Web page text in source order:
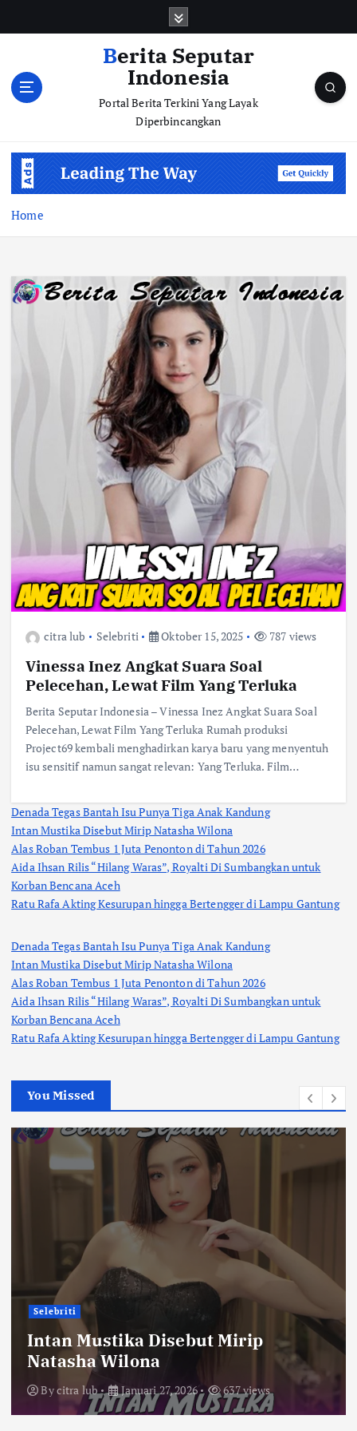
Berita Seputar
Indonesia
Portal Berita Terkini Yang Layak
Diperbincangkan
Home
citra lub Selebriti Oktober 15, 2025 787 views
Vinessa Inez Angkat Suara Soal
Pelecehan, Lewat Film Yang Terluka
Berita Seputar Indonesia – Vinessa Inez Angkat Suara Soal
Pelecehan, Lewat Film Yang Terluka Rumah produksi
Project69 kembali menghadirkan karya baru yang menyentuh
isu sensitif namun sangat relevan: Yang Terluka. Film…
Denada Tegas Bantah Isu Punya Tiga Anak Kandung
Intan Mustika Disebut Mirip Natasha Wilona
Alas Roban Tembus 1 Juta Penonton di Tahun 2026
Aida Ihsan Rilis “Hilang Waras”, Royalti Di Sumbangkan untuk
Korban Bencana Aceh
Ratu Rafa Akting Kesurupan hingga Bertengger di Lampu Gantung
Denada Tegas Bantah Isu Punya Tiga Anak Kandung
Intan Mustika Disebut Mirip Natasha Wilona
Alas Roban Tembus 1 Juta Penonton di Tahun 2026
Aida Ihsan Rilis “Hilang Waras”, Royalti Di Sumbangkan untuk
Korban Bencana Aceh
Ratu Rafa Akting Kesurupan hingga Bertengger di Lampu Gantung
You Missed
Selebriti
Intan Mustika Disebut Mirip
Natasha Wilona
Bycitra lub Januari 27, 2026 637 views